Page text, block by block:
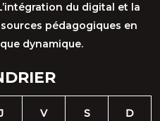
du digital et la
pédagogiques en
dynamique.
V S D